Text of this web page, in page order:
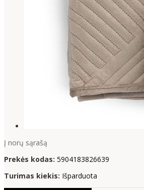
Į norų sąrašą
Prekės kodas: 5904183826639
Turimas kiekis: Išparduota